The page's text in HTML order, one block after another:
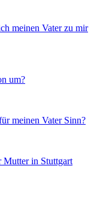
meinen Vater zu mir
um?
meinen Vater Sinn?
Mutter in Stuttgart